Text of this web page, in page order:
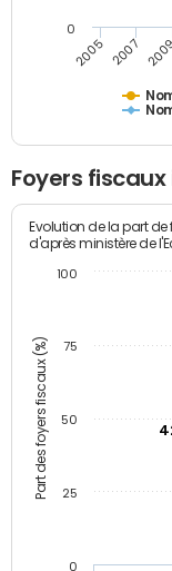
2005 2007
0
Foyers
Part des foyers fiscaux (%)
Evolution de la part de
d'après ministère de
0
25
50
75
100